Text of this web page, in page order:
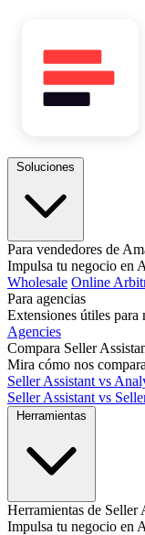
Para vendedores de
Impulsa tu negocio en
Wholesale Online
Para agencias
Extensiones útiles
Agencies
Compara Seller
Mira cómo nos
Seller Assistant vs
Seller Assistant vs
Herramientas de Seller
Impulsa tu negocio en